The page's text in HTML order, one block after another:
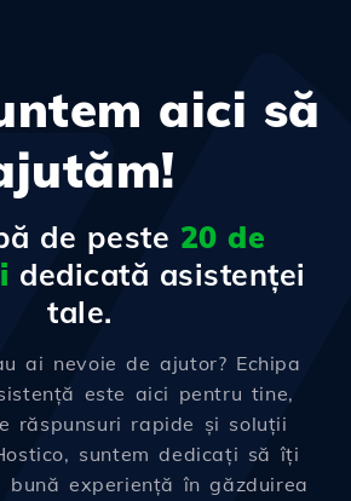
aici să
de peste 20 de
dedicată asistenței
tale.
ai nevoie de ajutor? Echipa
este aici pentru tine,
răspunsuri rapide și soluții
suntem dedicați să îți
bună experiență în găzduirea